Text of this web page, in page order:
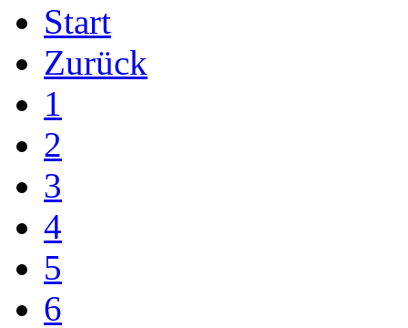
Start
Zurück
1
2
3
4
5
6